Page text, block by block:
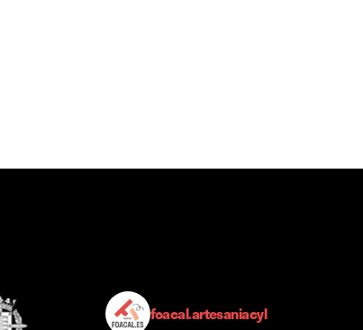
foacal.artesaniacyl